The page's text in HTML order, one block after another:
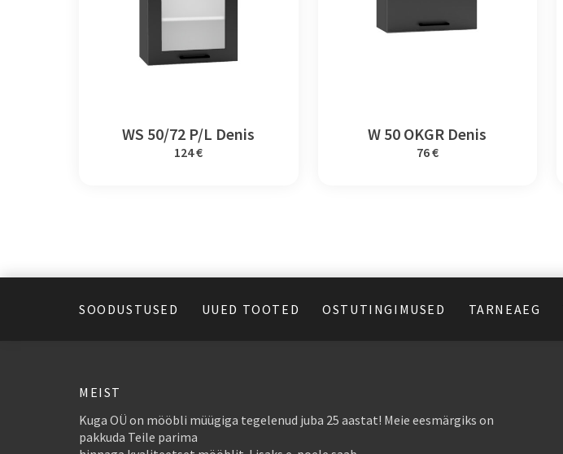
WS 50/72 P/L Denis
124 €
W 50 OKGR Denis
76 €
SOODUSTUSED UUED TOOTED OSTUTINGIMUSED TARNEAEG
MEIST
Kuga OÜ on mööbli müügiga tegelenud juba 25 aastat! Meie eesmärgiks on
pakkuda Teile parima